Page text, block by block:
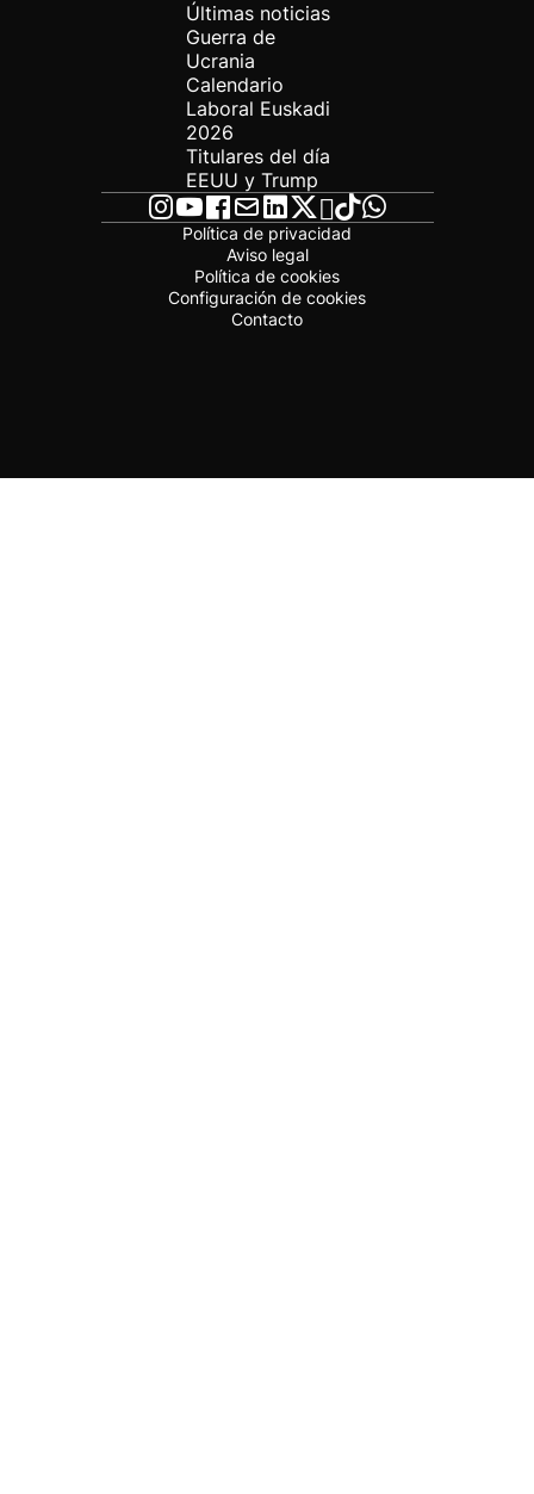
Últimas noticias
Guerra de
Ucrania
Calendario
Laboral Euskadi
2026
Titulares del día
EEUU y Trump
Política de privacidad
Aviso legal
Política de cookies
Configuración de cookies
Contacto